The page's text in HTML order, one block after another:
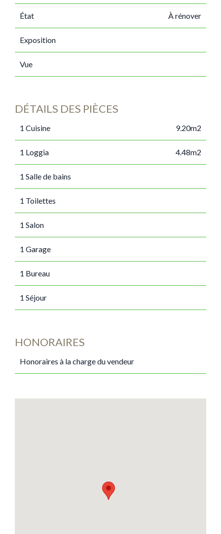
État À rénover
Exposition
Vue
DÉTAILS DES PIÈCES
1 Cuisine 9.20m2
1 Loggia 4.48m2
1 Salle de bains
1 Toilettes
1 Salon
1 Garage
1 Bureau
1 Séjour
HONORAIRES
Honoraires à la charge du vendeur